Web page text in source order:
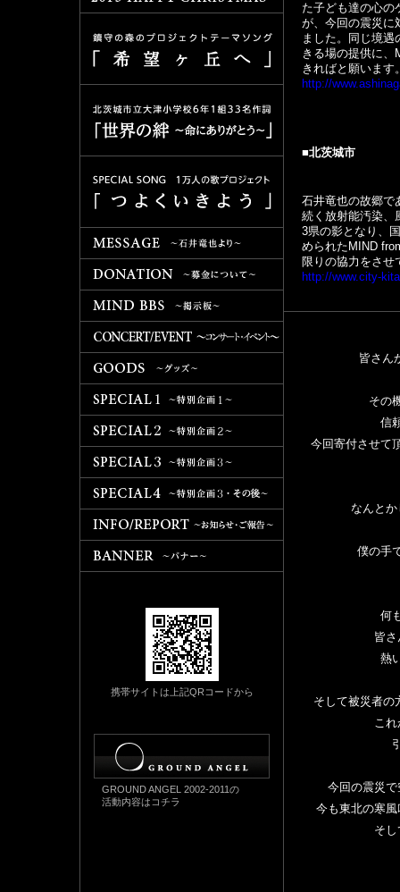
携帯サイトは上記QRコードから
GROUND ANGEL 2002-2011の
活動内容はコチラ
た子ども達の心の
が、今回の震災に
ました。同じ境
きる場の提供に
きればと願います
http://
■北茨城市
石井竜也の故郷で
続く放射能汚染、
3県の影となり、
められたMIND
限りの協力をさせ
http://www.city-
皆さん
その
信
今回寄付させて
なんと
僕の手
何
皆
熱
そして被災者の
こ
今回の震災
今も東北の寒
そ